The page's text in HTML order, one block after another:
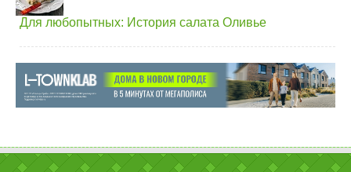
Для любопытных: История салата Оливье